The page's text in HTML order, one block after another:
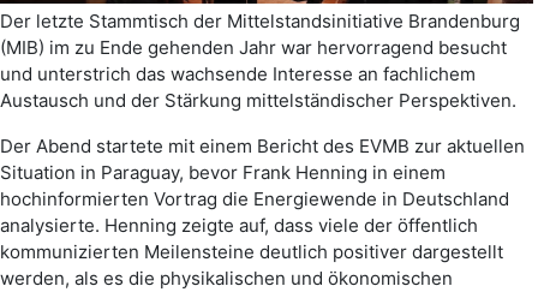
Der letzte Stammtisch der Mittelstandsinitiative Brandenburg
(MIB) im zu Ende gehenden Jahr war hervorragend besucht
und unterstrich das wachsende Interesse an fachlichem
Austausch und der Stärkung mittelständischer Perspektiven.
Der Abend startete mit einem Bericht des EVMB zur aktuellen
Situation in Paraguay, bevor Frank Henning in einem
hochinformierten Vortrag die Energiewende in Deutschland
analysierte. Henning zeigte auf, dass viele der öffentlich
kommunizierten Meilensteine deutlich positiver dargestellt
werden, als es die physikalischen und ökonomischen